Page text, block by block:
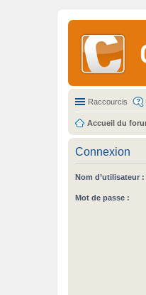
Raccourcis
Accueil du
Connexion
Nom d’utilisateur :
Mot de passe :